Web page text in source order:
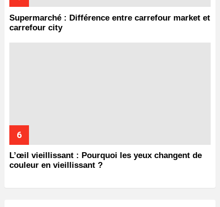
Supermarché : Différence entre carrefour market et
carrefour city
L’œil vieillissant : Pourquoi les yeux changent de
couleur en vieillissant ?